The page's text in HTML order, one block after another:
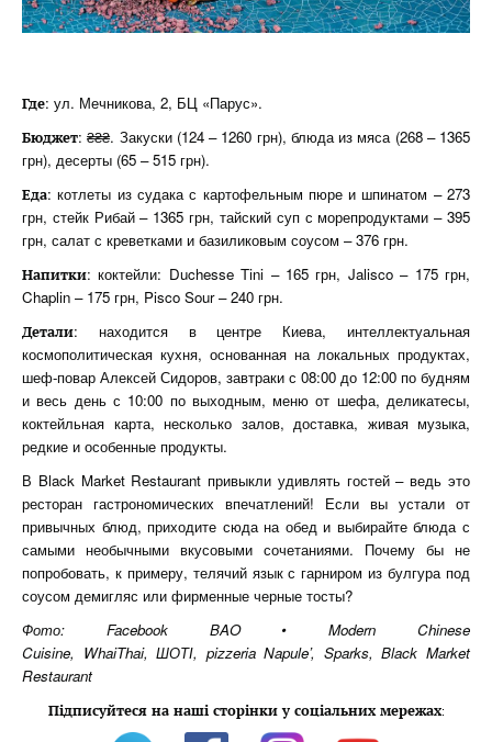
Где: ул. Мечникова, 2, БЦ «Парус».
Бюджет: ₴₴₴. Закуски (124 – 1260 грн), блюда из мяса (268 – 1365
грн), десерты (65 – 515 грн).
Еда: котлеты из судака с картофельным пюре и шпинатом – 273
грн, стейк Рибай – 1365 грн, тайский суп с морепродуктами – 395
грн, салат с креветками и базиликовым соусом – 376 грн.
Напитки: коктейли: Duchesse Tini – 165 грн, Jalisco – 175 грн,
Chaplin – 175 грн, Pisco Sour – 240 грн.
Детали: находится в центре Киева, интеллектуальная
космополитическая кухня, основанная на локальных продуктах,
шеф-повар Алексей Сидоров, завтраки с 08:00 до 12:00 по будням
и весь день с 10:00 по выходным, меню от шефа, деликатесы,
коктейльная карта, несколько залов, доставка, живая музыка,
редкие и особенные продукты.
В Black Market Restaurant привыкли удивлять гостей – ведь это
ресторан гастрономических впечатлений! Если вы устали от
привычных блюд, приходите сюда на обед и выбирайте блюда с
самыми необычными вкусовыми сочетаниями. Почему бы не
попробовать, к примеру, телячий язык с гарниром из булгура под
соусом демигляс или фирменные черные тосты?
Фото: Facebook BAO • Modern Chinese
Cuisine, WhaiThai, ШОТІ, pizzeria Napule’, Sparks, Black Market
Restaurant
Підписуйтеся на наші сторінки у соціальних мережах: